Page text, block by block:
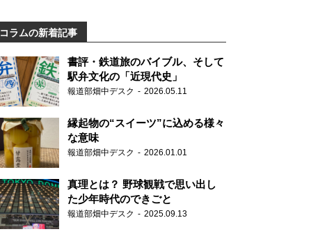
コラムの新着記事
書評・鉄道旅のバイブル、そして
駅弁文化の「近現代史」
報道部畑中デスク 2026.05.11
縁起物の“スイーツ”に込める様々
な意味
報道部畑中デスク 2026.01.01
真理とは？ 野球観戦で思い出し
た少年時代のできごと
報道部畑中デスク 2025.09.13